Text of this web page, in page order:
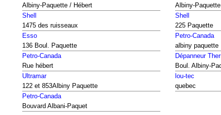
Albiny-Paquette / Hébert
Albiny-
Shell
1475 des ruisseaux
Shell
225 Paquette
Esso
136 Boul. Paquette
Petro-Canada
albiny paquette
Petro-Canada
Rue hébert
Dépanneur
Boul. Albiny-
Ultramar
122 et 853Albiny Paquette
lou-tec
quebec
Petro-Canada
Bouvard Albani-Paquet